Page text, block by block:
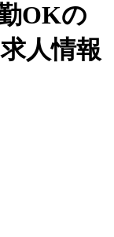
OKの
人情報